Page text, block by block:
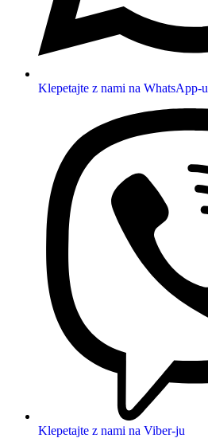
Klepetajte z nami na WhatsApp-u
Klepetajte z nami na Viber-ju